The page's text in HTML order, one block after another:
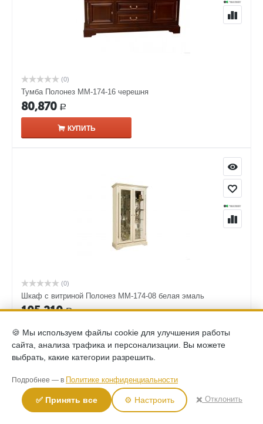
(0)
Тумба Полонез ММ-174-16 черешня
80,870 Р
КУПИТЬ
(0)
Шкаф с витриной Полонез ММ-174-08 белая эмаль
105,210 Р
КУПИТЬ
🍪 Мы используем файлы cookie для улучшения работы
сайта, анализа трафика и персонализации. Вы можете
выбрать, какие категории разрешить.
Подробнее — в Политике конфиденциальности
✅ Принять все ⚙️ Настроить ✖️ Отклонить